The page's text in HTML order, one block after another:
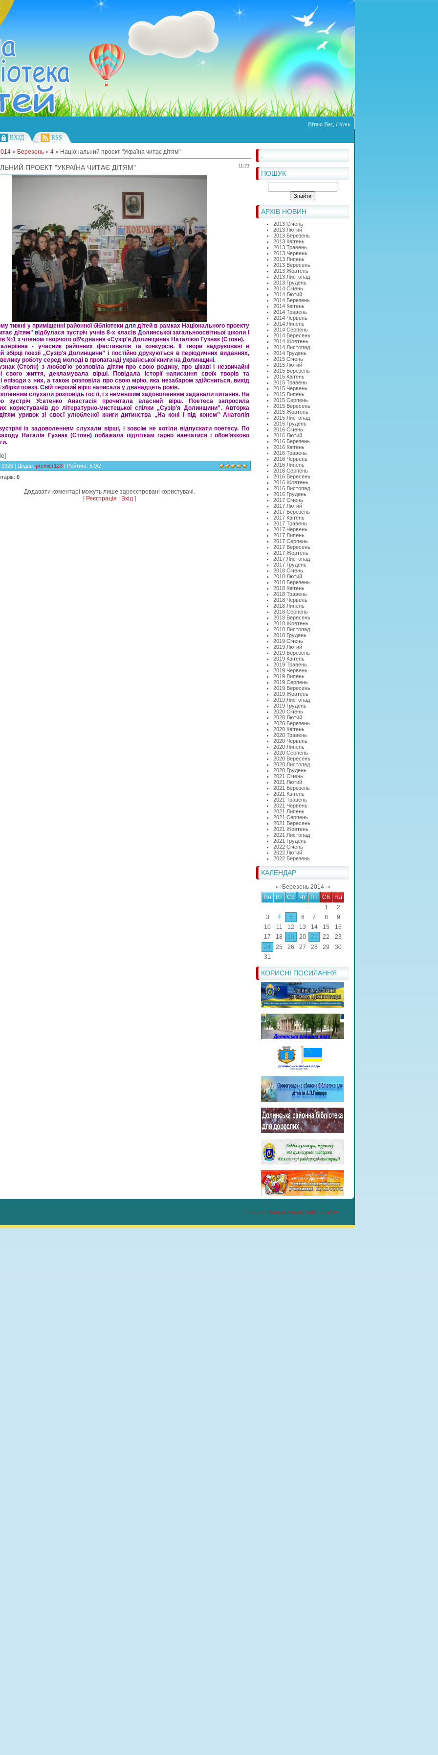
Вітаю Вас, Гість
ВХІД RSS
ПОШУК
АРХІВ НОВИН
2013 Січень
2013 Лютий
2013 Березень
2013 Квітень
2013 Травень
2013 Червень
2013 Липень
2013 Вересень
2013 Жовтень
2013 Листопад
2013 Грудень
2014 Січень
2014 Лютий
2014 Березень
2014 Квітень
2014 Травень
2014 Червень
2014 Липень
2014 Серпень
2014 Вересень
2014 Жовтень
2014 Листопад
2014 Грудень
2015 Січень
2015 Лютий
2015 Березень
2015 Квітень
2015 Травень
2015 Червень
2015 Липень
2015 Серпень
2015 Вересень
2015 Жовтень
2015 Листопад
2015 Грудень
2016 Січень
2016 Лютий
2016 Березень
2016 Квітень
2016 Травень
2016 Червень
2016 Липень
2016 Серпень
2016 Вересень
2016 Жовтень
2016 Листопад
2016 Грудень
2017 Січень
2017 Лютий
2017 Березень
2017 Квітень
2017 Травень
2017 Червень
2017 Липень
2017 Серпень
2017 Вересень
2017 Жовтень
2017 Листопад
2017 Грудень
2018 Січень
2018 Лютий
2018 Березень
2018 Квітень
2018 Травень
2018 Червень
2018 Липень
2018 Серпень
2018 Вересень
2018 Жовтень
2018 Листопад
2018 Грудень
2019 Січень
2019 Лютий
2019 Березень
2019 Квітень
2019 Травень
2019 Червень
2019 Липень
2019 Серпень
2019 Вересень
2019 Жовтень
2019 Листопад
2019 Грудень
2020 Січень
2020 Лютий
2020 Березень
2020 Квітень
2020 Травень
2020 Червень
2020 Липень
2020 Серпень
2020 Вересень
2020 Листопад
2020 Грудень
2021 Січень
2021 Лютий
2021 Березень
2021 Квітень
2021 Травень
2021 Червень
2021 Липень
2021 Серпень
2021 Вересень
2021 Жовтень
2021 Листопад
2021 Грудень
2022 Січень
2022 Лютий
2022 Березень
КАЛЕНДАР
« Березень 2014 »
Пн
Вт Ср Чт Пт Сб
Нд
1
2
3
4 5 6 7 8
9
10
11 12 13 14 15
16
17
18 19 20 21 22
23
24
25 26 27 28 29
30
31
КОРИСНІ ПОСИЛАННЯ
» Березень » 4 » Національний проект "Україна читає дітям"
11:23
ПРОЕКТ "УКРАЇНА ЧИТАЄ ДІТЯМ"
тижні у приміщенні районної бібліотеки для дітей в рамках Національного проекту
дітям" відбулася зустріч учнів 8-х класів Долинської загальноосвітньої школи I
№1 з членом творчого об’єднання «Сузір’я Долинщини» Наталією Гузнак (Стоян).
- учасник районних фестивалів та конкурсів. ЇЇ твори надруковані в
збірці поезії „Сузір'я Долинщини” і постійно друкуються в періодичних виданнях,
роботу серед молоді в пропаганді української книги на Долинщині.
(Стоян) з любов’ю розповіла дітям про свою родину, про цікаві і незвичайні
свого життя, декламувала вірші. Повідала історії написання своїх творів та
епізоди з них, а також розповіла про свою мрію, яка незабаром здійсниться, вихід
збірки поезії. Свій перший вірш написала у дванадцять років.
слухали розповідь гості, і з неменшим задоволенням задавали питання. На
зустріч Усатенко Анастасія прочитала власний вірш. Поетеса запросила
користувачів до літературно-мистецької спілки „Сузір'я Долинщини”. Авторка
уривок зі своєї улюбленої книги дитинства „На коні і під конем” Анатолія
із задоволенням слухали вірші, і зовсім не хотіли відпускати поетесу. По
Наталія Гузнак (Стоян) побажала підліткам гарно навчатися і обов’язково
1926 | Додав: premier123 | Рейтинг: 5.0/2
: 0
Додавати коментарі можуть лише зареєстровані користувачі.
[ Реєстрація Вхід ]
Створити безкоштовний сайт на uCoz